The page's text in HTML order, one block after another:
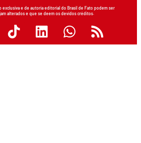
exclusiva e de autoria editorial do Brasil de Fato podem ser
alterados e que se deem os devidos créditos.